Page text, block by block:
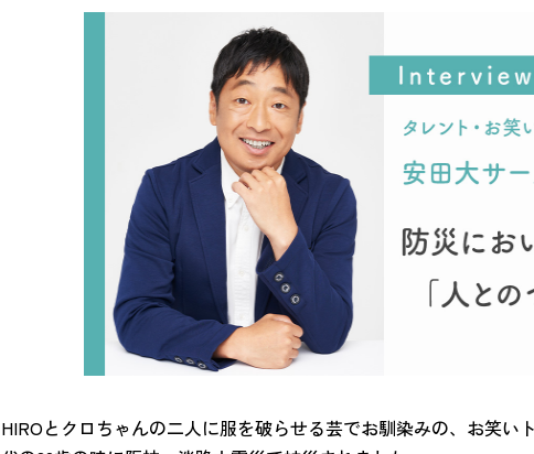
HIROとクロちゃんの二人に服を破らせる芸でお馴染みの、お笑